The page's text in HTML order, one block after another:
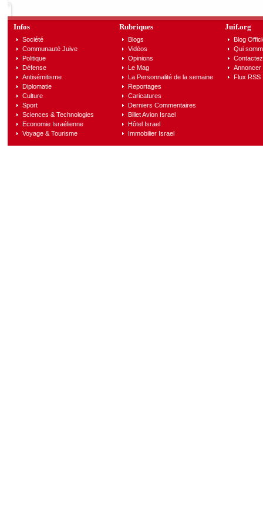
Infos
Société
Communauté Juive
Politique
Défense
Antisémitisme
Diplomatie
Culture
Sport
Sciences & Technologies
Economie Israélienne
Voyage & Tourisme
Rubriques
Blogs
Vidéos
Opinions
Le Mag
La Personnalité de la semaine
Reportages
Caricatures
Derniers Commentaires
Billet Avion Israel
Hôtel Israel
Immobilier Israel
Juif.org
Blog
Qui
Annoncer
Flux RSS